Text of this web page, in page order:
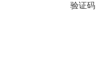
验证码